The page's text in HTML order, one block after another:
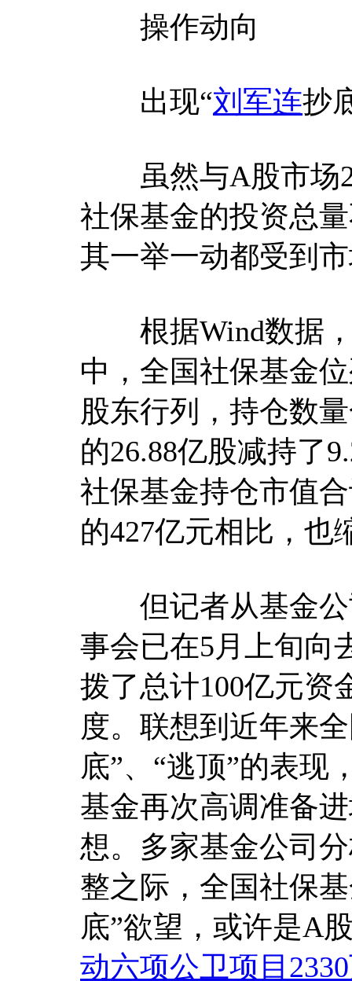
操作动向
出现“刘军连抄
虽然与A股市场
社保基金的投资总
其一举一动都受到
根据Wind数据，
中，全国社保基金
股东行列，持仓数
的26.88亿股减持了
社保基金持仓市值
的427亿元相比，也
但记者从基金公
事会已在5月上旬向
拨了总计100亿元资
度。联想到近年来
底”、“逃顶”的表现
基金再次高调准备
想。多家基金公司
整之际，全国社保
底”欲望，或许是A
动六项公卫项目